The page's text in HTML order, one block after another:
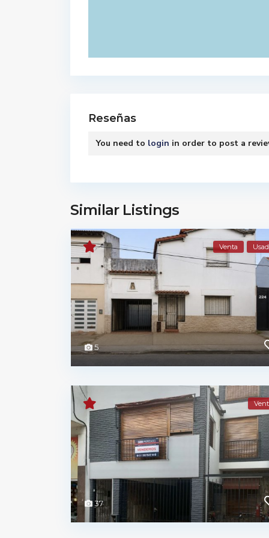
Reseñas
You need to login in order to post a
Similar Listings
5
Venta
37